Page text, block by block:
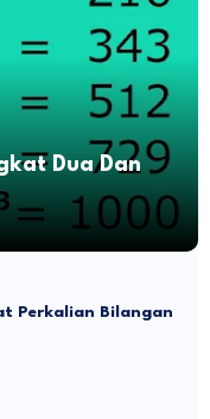
Dua Dan
Perkalian Bilangan